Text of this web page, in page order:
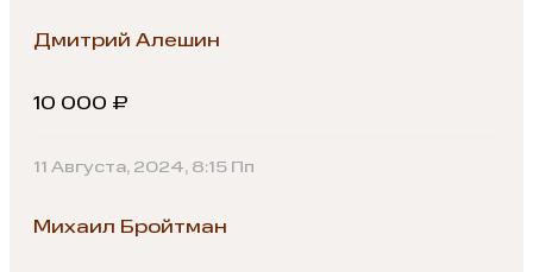
Дмитрий Алешин
10 000 ₽
11 Августа, 2024, 8:15 Пп
Михаил Бройтман